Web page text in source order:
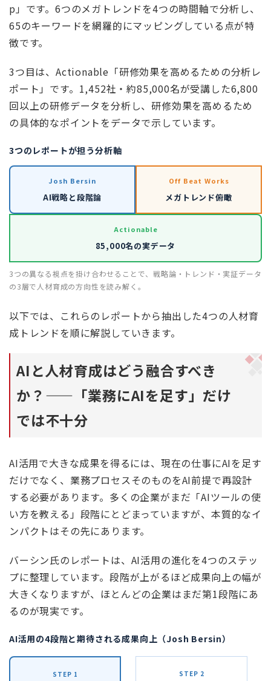
p」です。6つのメガトレンドを4つの時間軸で分析し、
65のキーワードを網羅的にマッピングしている点が特
徴です。
3つ目は、Actionable「研修効果を高めるための分析レ
ポート」です。1,452社・約85,000名が受講した6,800
回以上の研修データを分析し、研修効果を高めるため
の具体的なポイントをデータで示しています。
3つのレポートが担う分析軸
Josh Bersin
AI戦略と段階論
Off Beat Works
メガトレンド俯瞰
Actionable
85,000名の実データ
3つの異なる視点を掛け合わせることで、戦略論・トレンド・実証データ
の3層で人材育成の方向性を読み解く。
以下では、これらのレポートから抽出した4つの人材育
成トレンドを順に解説していきます。
AIと人材育成はどう融合すべき
か？——「業務にAIを足す」だけ
では不十分
AI活用で大きな成果を得るには、現在の仕事にAIを足す
だけでなく、業務プロセスそのものをAI前提で再設計
する必要があります。多くの企業がまだ「AIツールの使
い方を教える」段階にとどまっていますが、本質的なイ
ンパクトはその先にあります。
バーシン氏のレポートは、AI活用の進化を4つのステッ
プに整理しています。段階が上がるほど成果向上の幅が
大きくなりますが、ほとんどの企業はまだ第1段階にあ
るのが現実です。
AI活用の4段階と期待される成果向上（Josh Bersin）
STEP 1 STEP 2